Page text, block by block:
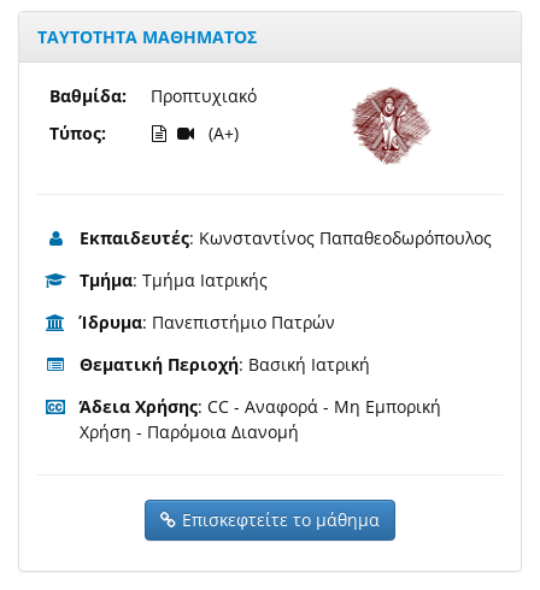
ΤΑΥΤΟΤΗΤΑ ΜΑΘΗΜΑΤΟΣ
Βαθμίδα:
Τύπος:
Προπτυχιακό
(A+)
Εκπαιδευτές: Κωνσταντίνος Παπαθεοδωρόπουλος
Τμήμα: Τμήμα Ιατρικής
Ίδρυμα: Πανεπιστήμιο Πατρών
Θεματική Περιοχή: Βασική Ιατρική
Άδεια Χρήσης: CC - Αναφορά - Μη Εμπορική
Χρήση - Παρόμοια Διανομή
Επισκεφτείτε το μάθημα